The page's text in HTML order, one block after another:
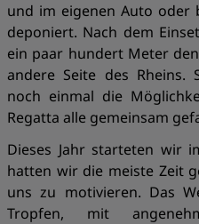
und im eigenen Auto oder
deponiert. Nach dem
ein paar hundert Meter
andere Seite des Rheins.
noch einmal die
Regatta alle gemeinsam
Dieses Jahr starteten wir
hatten wir die meiste Zeit
uns zu motivieren. Das
Tropfen, mit